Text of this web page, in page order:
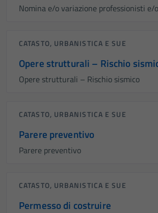
Nomina e/o variazione professionisti e/
CATASTO, URBANISTICA E SUE
Opere strutturali – Rischio
Opere strutturali – Rischio sismico
CATASTO, URBANISTICA E SUE
Parere preventivo
Parere preventivo
CATASTO, URBANISTICA E SUE
Permesso di costruire